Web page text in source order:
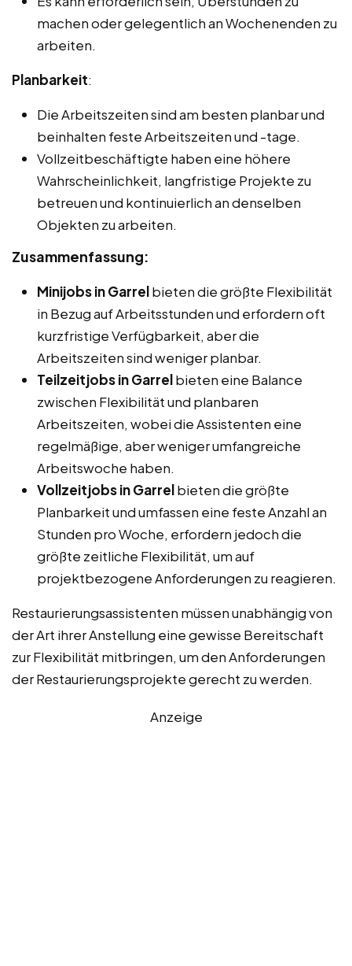
machen oder gelegentlich an Wochenenden zu
arbeiten.
Planbarkeit:
Die Arbeitszeiten sind am besten planbar und
beinhalten feste Arbeitszeiten und -tage.
Vollzeitbeschäftigte haben eine höhere
Wahrscheinlichkeit, langfristige Projekte zu
betreuen und kontinuierlich an denselben
Objekten zu arbeiten.
Zusammenfassung:
Minijobs in Garrelbieten die größte Flexibilität
in Bezug auf Arbeitsstunden und erfordern oft
kurzfristige Verfügbarkeit, aber die
Arbeitszeiten sind weniger planbar.
Teilzeitjobs in Garrelbieten eine Balance
zwischen Flexibilität und planbaren
Arbeitszeiten, wobei die Assistenten eine
regelmäßige, aber weniger umfangreiche
Arbeitswoche haben.
Vollzeitjobs in Garrelbieten die größte
Planbarkeit und umfassen eine feste Anzahl an
Stunden pro Woche, erfordern jedoch die
größte zeitliche Flexibilität, um auf
projektbezogene Anforderungen zu reagieren.
Restaurierungsassistenten müssen unabhängig von
der Art ihrer Anstellung eine gewisse Bereitschaft
zur Flexibilität mitbringen, um den Anforderungen
der Restaurierungsprojekte gerecht zu werden.
Anzeige